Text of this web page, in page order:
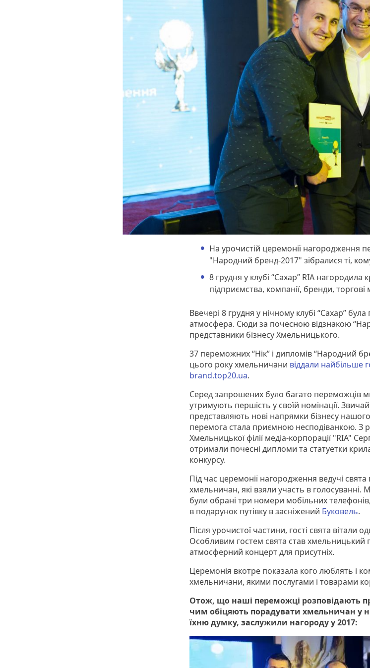
На урочистій церемонії нагородження
"Народний бренд-2017" зібралися ті,
8 грудня у клубі “Сахар” RIA
підприємства, компанії, бренди, торгові
Ввечері 8 грудня у нічному клубі “Сахар”
атмосфера. Сюди за почесною відзнакою
представники бізнесу Хмельницького.
37 переможних “Нік” і дипломів “Народний
цього року хмельничани віддали найбільше
brand.top20.ua.
Серед запрошених було багато переможців
утримують першість у своїй номінації.
представляють нові напрямки бізнесу
перемога стала приємною несподіванкою. З
Хмельницької філії медіа-корпорації "RIA"
отримали почесні дипломи та статуетки
конкурсу.
Під час церемонії нагородження ведучі
хмельничан, які взяли участь в
були обрані три номери мобільних
в подарунок путівку в засніжений Буковель.
Після урочистої частини, гості свята вітали
Особливим гостем свята став хмельницький
атмосферний концерт для присутніх.
Церемонія вкотре показала кого люблять і
хмельничани, якими послугами і товарами
Отож, що наші переможці розповідають
чим обіцяють порадувати хмельничан у
їхню думку, заслужили нагороду у 2017: